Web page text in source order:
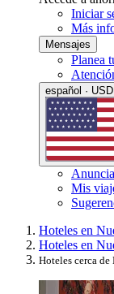
Iniciar
Más
Mensajes
Planea
español ·
Mis
Hoteles en
Hoteles en
Hoteles cerca